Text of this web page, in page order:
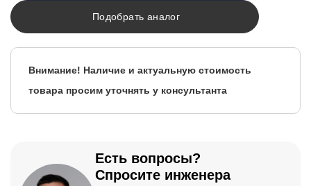
Подобрать аналог
Внимание! Наличие и актуальную стоимость
товара просим уточнять у консультанта
Есть вопросы?
Спросите инженера